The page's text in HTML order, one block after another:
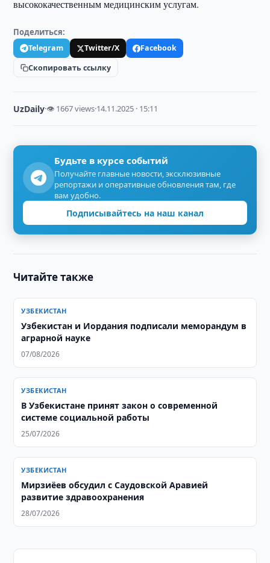
высококачественным медицинским услугам.
Поделиться:
Telegram Twitter/X
Facebook
Скопировать ссылку
UzDaily·👁 1667 views·14.11.2025 · 15:11
Будьте в курсе событий
Получайте главные новости, эксклюзивные
репортажи и оперативные обновления там, где
вам удобно.
Подписывайтесь на наш канал
Читайте также
УЗБЕКИСТАН
Узбекистан и Иордания подписали меморандум в
аграрной науке
07/08/2026
УЗБЕКИСТАН
В Узбекистане принят закон о современной
системе социальной работы
25/07/2026
УЗБЕКИСТАН
Мирзиёев обсудил с Саудовской Аравией
развитие здравоохранения
28/07/2026